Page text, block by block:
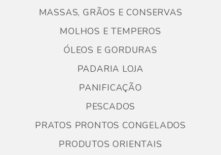
MASSAS, GRÃOS E CONSERVAS
MOLHOS E TEMPEROS
ÓLEOS E GORDURAS
PADARIA LOJA
PANIFICAÇÃO
PESCADOS
PRATOS PRONTOS CONGELADOS
PRODUTOS ORIENTAIS